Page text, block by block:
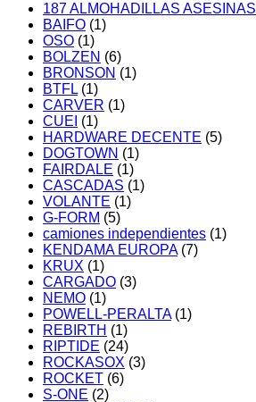
187 ALMOHADILLAS ASESINAS
BAIFO (1)
OSO (1)
BOLZEN (6)
BRONSON (1)
BTFL (1)
CARVER (1)
CUEI (1)
HARDWARE DECENTE (5)
DOGTOWN (1)
FAIRDALE (1)
CASCADAS (1)
VOLANTE (1)
G-FORM (5)
camiones independientes (1)
KENDAMA EUROPA (7)
KRUX (1)
CARGADO (3)
NEMO (1)
POWELL-PERALTA (1)
REBIRTH (1)
RIPTIDE (24)
ROCKASOX (3)
ROCKET (6)
S-ONE (2)